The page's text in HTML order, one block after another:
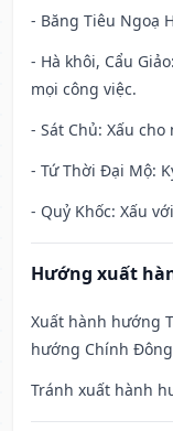
- Băng Tiêu Ngoạ
- Hà khôi, Cẩu
mọi công việc.
- Sát Chủ: Xấu cho
- Tứ Thời Đại Mộ:
- Quỷ Khốc: Xấu
Hướng xuất
Xuất hành hướng
hướng Chính
Tránh xuất hành